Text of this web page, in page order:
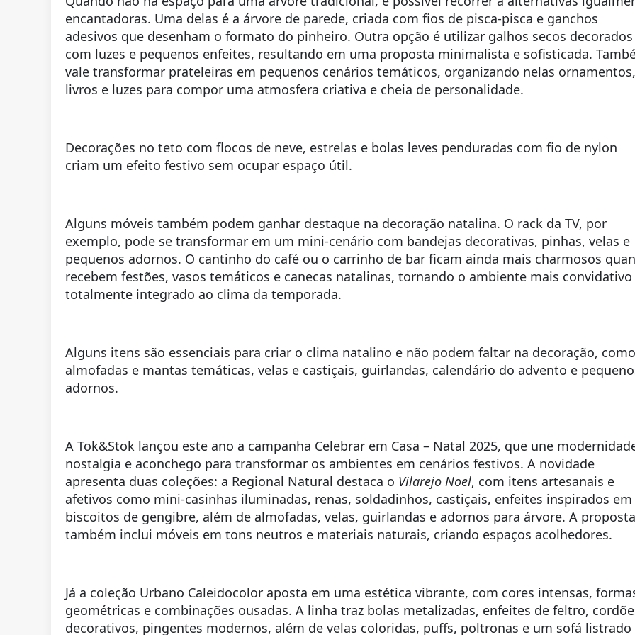
encantadoras. Uma delas é a árvore de parede, criada com fios de pisca-pisca e ganchos
adesivos que desenham o formato do pinheiro. Outra opção é utilizar galhos secos decorados
com luzes e pequenos enfeites, resultando em uma proposta minimalista e sofisticada.
vale transformar prateleiras em pequenos cenários temáticos, organizando nelas ornamentos,
livros e luzes para compor uma atmosfera criativa e cheia de personalidade.
Decorações no teto com flocos de neve, estrelas e bolas leves penduradas com fio de nylon
criam um efeito festivo sem ocupar espaço útil.
Alguns móveis também podem ganhar destaque na decoração natalina. O rack da TV, por
exemplo, pode se transformar em um mini-cenário com bandejas decorativas, pinhas, velas e
pequenos adornos. O cantinho do café ou o carrinho de bar ficam ainda mais charmosos
recebem festões, vasos temáticos e canecas natalinas, tornando o ambiente mais convidativo
totalmente integrado ao clima da temporada.
Alguns itens são essenciais para criar o clima natalino e não podem faltar na decoração, como
almofadas e mantas temáticas, velas e castiçais, guirlandas, calendário do advento e
adornos.
A Tok&Stok lançou este ano a campanha Celebrar em Casa – Natal 2025, que une
nostalgia e aconchego para transformar os ambientes em cenários festivos. A novidade
apresenta duas coleções: a Regional Natural destaca o Vilarejo Noel, com itens artesanais e
afetivos como mini-casinhas iluminadas, renas, soldadinhos, castiçais, enfeites inspirados em
biscoitos de gengibre, além de almofadas, velas, guirlandas e adornos para árvore. A proposta
também inclui móveis em tons neutros e materiais naturais, criando espaços acolhedores.
Já a coleção Urbano Caleidocolor aposta em uma estética vibrante, com cores intensas,
geométricas e combinações ousadas. A linha traz bolas metalizadas, enfeites de feltro,
decorativos, pingentes modernos, além de velas coloridas, puffs, poltronas e um sofá listrado